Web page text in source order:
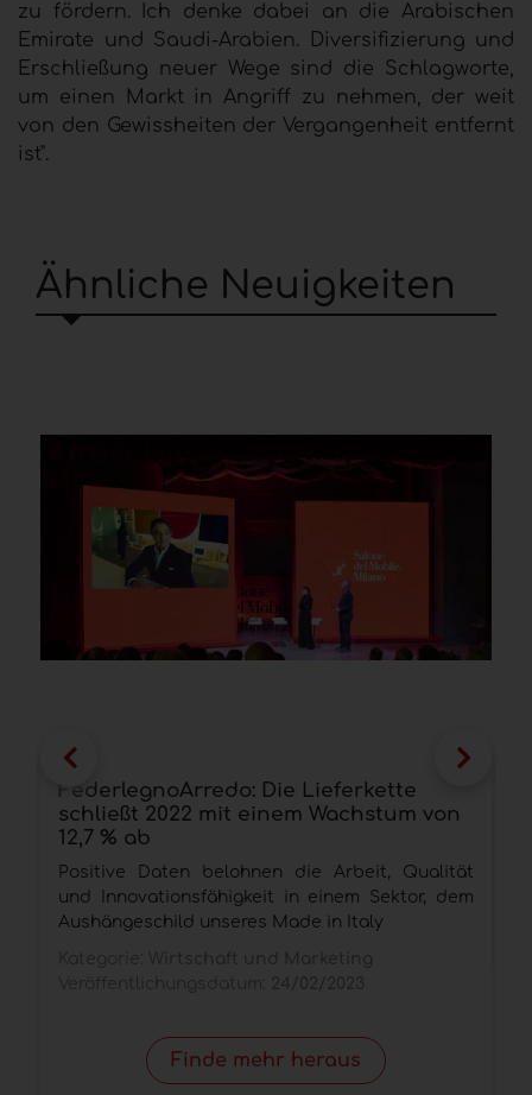
zu fördern. Ich denke dabei an die Arabischen
Emirate und Saudi-Arabien. Diversifizierung und
Erschließung neuer Wege sind die Schlagworte,
um einen Markt in Angriff zu nehmen, der weit
von den Gewissheiten der Vergangenheit entfernt
ist".
Ähnliche Neuigkeiten
FederlegnoArredo: Die Lieferkette
schließt 2022 mit einem Wachstum von
12,7 % ab
Positive Daten belohnen die Arbeit, Qualität
und Innovationsfähigkeit in einem Sektor, dem
Aushängeschild unseres Made in Italy
Finde mehr heraus